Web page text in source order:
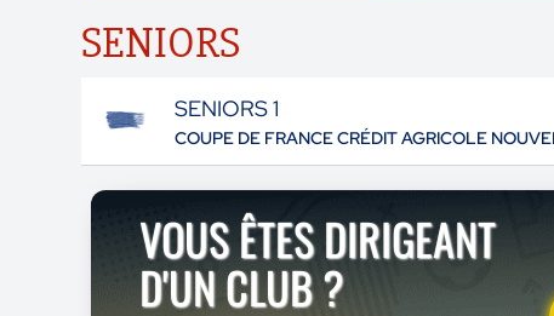
SENIORS
SENIORS 1
COUPE DE FRANCE CRÉDIT AGRICOLE
VOUS ÊTES DIRIGEANT
D'UN CLUB ?